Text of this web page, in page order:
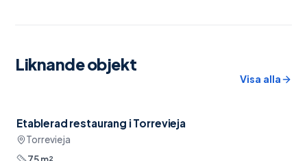
Liknande objekt
Visa alla
Nära restauranger
Etablerad restaurang i Torrevieja
Torrevieja